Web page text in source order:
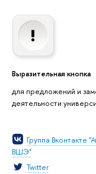
Выразительная кнопка
для предложений и
деятельности
Группа Вконтакте
ВШЭ"
Twitter